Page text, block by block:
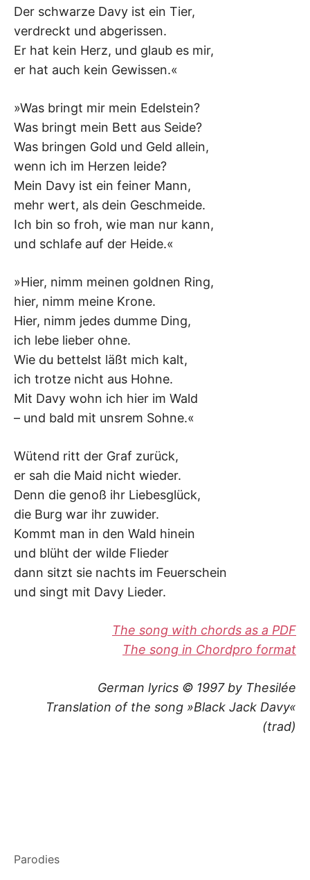
Der schwarze Davy ist ein Tier,
verdreckt und abgerissen.
Er hat kein Herz, und glaub es mir,
er hat auch kein Gewissen.«
»Was bringt mir mein Edelstein?
Was bringt mein Bett aus Seide?
Was bringen Gold und Geld allein,
wenn ich im Herzen leide?
Mein Davy ist ein feiner Mann,
mehr wert, als dein Geschmeide.
Ich bin so froh, wie man nur kann,
und schlafe auf der Heide.«
»Hier, nimm meinen goldnen Ring,
hier, nimm meine Krone.
Hier, nimm jedes dumme Ding,
ich lebe lieber ohne.
Wie du bettelst läßt mich kalt,
ich trotze nicht aus Hohne.
Mit Davy wohn ich hier im Wald
– und bald mit unsrem Sohne.«
Wütend ritt der Graf zurück,
er sah die Maid nicht wieder.
Denn die genoß ihr Liebesglück,
die Burg war ihr zuwider.
Kommt man in den Wald hinein
und blüht der wilde Flieder
dann sitzt sie nachts im Feuerschein
und singt mit Davy Lieder.
The song with chords as a PDF
The song in Chordpro format
German lyrics © 1997 by Thesilée
Translation of the song »Black Jack Davy«
(trad)
Parodies